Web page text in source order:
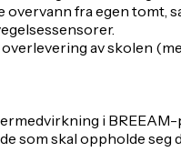
fra egen tomt,
av skolen
i
som skal oppholde seg